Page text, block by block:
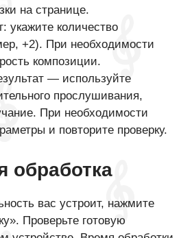
на странице.
укажите количество
+2). При необходимости
композиции.
— используйте
прослушивания,
При необходимости
и повторите проверку.
обработка
вас устроит, нажмите
Проверьте готовую